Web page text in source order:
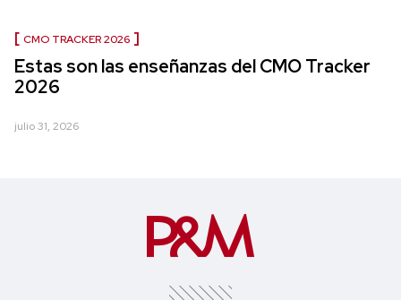
CMO TRACKER 2026
Estas son las enseñanzas del CMO Tracker
2026
julio 31, 2026